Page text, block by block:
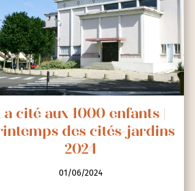
cité aux 1000 enfants |
des cités-jardins
2024
01/06/2024